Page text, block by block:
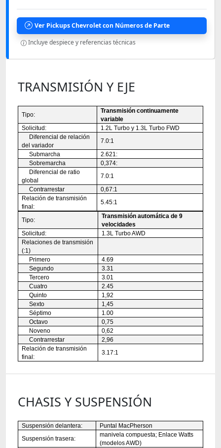
Ver Pickups Chevrolet con Números de Parte
Incluye despiece y referencias técnicas
TRANSMISIÓN Y EJE
Tipo:
Transmisión continuamente
variable
Solicitud:
1.2L Turbo y 1.3L Turbo FWD
Diferencial de relación
del variador
7.0:1
Submarcha
2.621:
Sobremarcha
0,374:
Diferencial de ratio
global
7.0:1
Contrarrestar
0,67:1
Relación de transmisión
final:
5.45:1
Tipo:
Transmisión automática de 9
velocidades
Solicitud:
1.3L Turbo AWD
Relaciones de transmisión
(:1)
Primero
4.69
Segundo
3.31
Tercero
3.01
Cuatro
2.45
Quinto
1,92
Sexto
1,45
Séptimo
1.00
Octavo
0,75
Noveno
0,62
Contrarrestar
2,96
Relación de transmisión
final:
3.17:1
CHASIS Y SUSPENSIÓN
Suspensión delantera:
Puntal MacPherson
Suspensión trasera:
manivela compuesta; Enlace Watts
(modelos AWD)